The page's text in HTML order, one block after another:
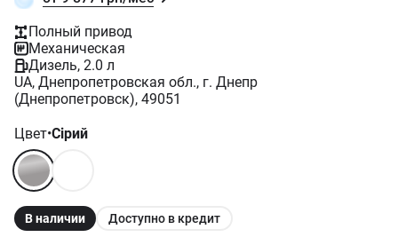
Полный привод
Механическая
Дизель, 2.0 л
UA, Днепропетровская обл., г. Днепр
(Днепропетровск), 49051
Цвет•Сірий
В наличии Доступно в кредит